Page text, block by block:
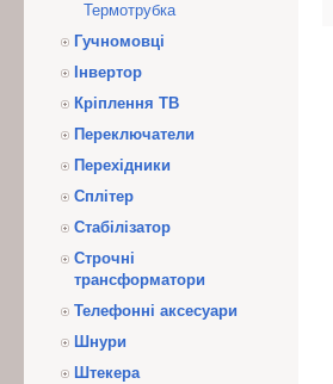
Термотрубка
Гучномовці
Інвертор
Кріплення ТВ
Переключатели
Перехідники
Сплітер
Стабілізатор
Строчні
трансформатори
Телефонні аксесуари
Шнури
Штекера